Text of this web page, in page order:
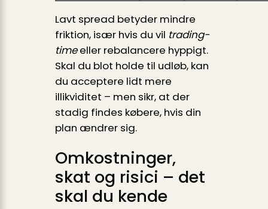
Lavt spread betyder mindre
friktion, især hvis du vil trading-
timeeller rebalancere hyppigt.
Skal du blot holde til udløb, kan
du acceptere lidt mere
illikviditet – men sikr, at der
stadig findes købere, hvis din
plan ændrer sig.
Omkostninger,
skat og risici – det
skal du kende